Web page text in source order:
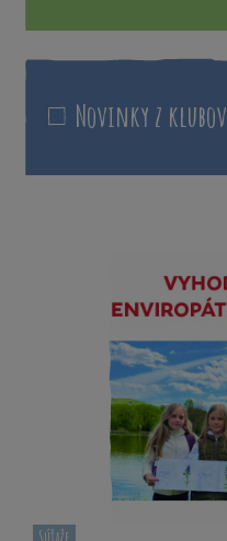
Novinky z klubov